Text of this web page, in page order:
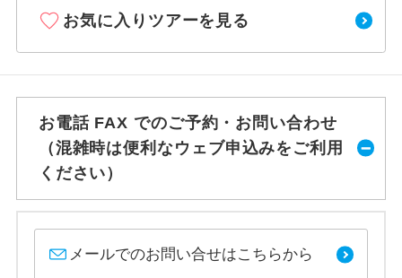
お気に入りツアーを見る
お電話 FAX でのご予約・お問い合わせ
（混雑時は便利なウェブ申込みをご利用
ください）
メールでのお問い合せはこちらから